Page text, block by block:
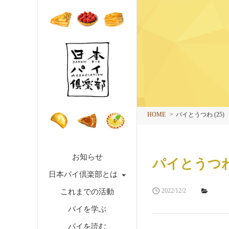
お知らせ
日本パイ倶楽部とは
これまでの活動
パイを学ぶ
パイを読む
HOME パイとうつわ (25)
パイとうつ
2022/12/2